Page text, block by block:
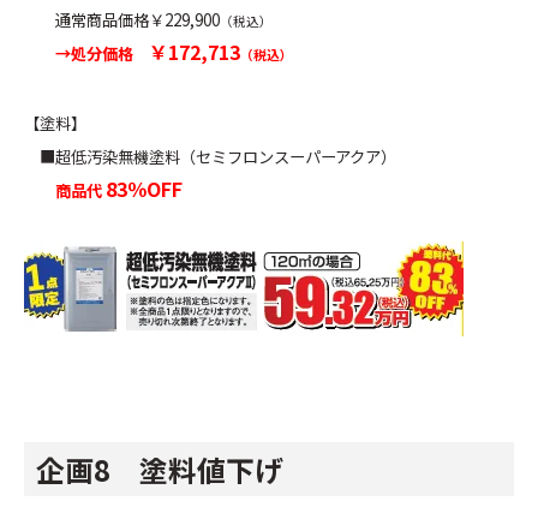
通常商品価格￥229,900 （税込）
→処分価格 ￥172,713 （税込）
【塗料】
■超低汚染無機塗料（セミフロンスーパーアクア）
商品代 83％OFF
企画8 塗料値下げ